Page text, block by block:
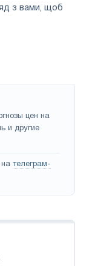
з вами, щоб
цен на
и другие
на телеграм-